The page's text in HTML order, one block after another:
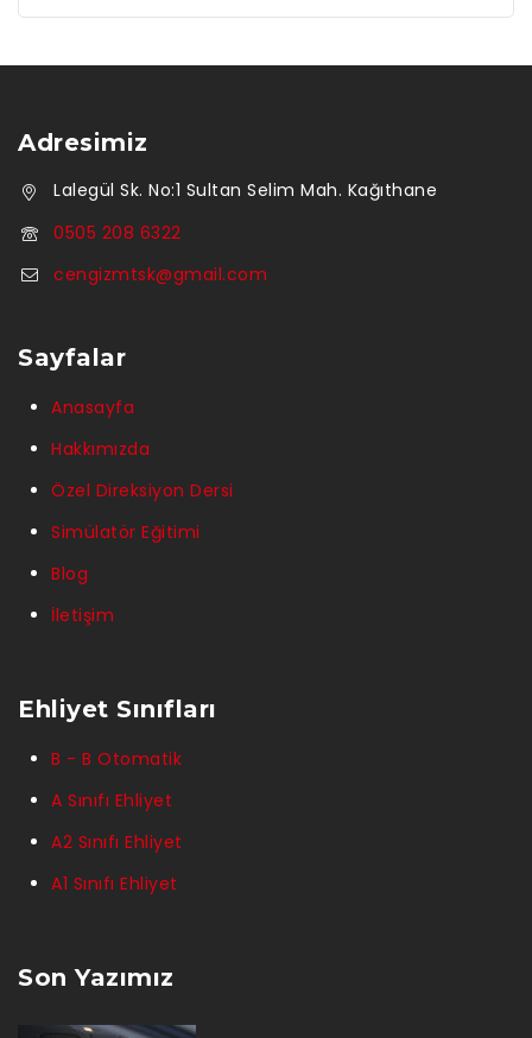
Adresimiz
Lalegül Sk. No:1 Sultan Selim Mah. Kağıthane
0505 208 6322
cengizmtsk@gmail.com
Sayfalar
Anasayfa
Hakkımızda
Özel Direksiyon Dersi
Simülatör Eğitimi
Blog
İletişim
Ehliyet Sınıfları
B - B Otomatik
A Sınıfı Ehliyet
A2 Sınıfı Ehliyet
A1 Sınıfı Ehliyet
Son Yazımız